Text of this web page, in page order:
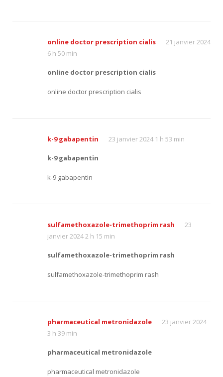
online doctor prescription cialis
21 janvier 2024
6 h 50 min
online doctor prescription cialis
online doctor prescription cialis
k-9 gabapentin 23 janvier 2024 1 h 53 min
k-9 gabapentin
k-9 gabapentin
sulfamethoxazole-trimethoprim rash
23
janvier 2024 2 h 15 min
sulfamethoxazole-trimethoprim rash
sulfamethoxazole-trimethoprim rash
pharmaceutical metronidazole
23 janvier 2024
3 h 39 min
pharmaceutical metronidazole
pharmaceutical metronidazole